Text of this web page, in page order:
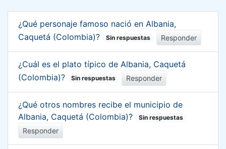
¿Qué personaje famoso nació en Albania,
Caquetá (Colombia)?
Sin respuestas Responder
¿Cuál es el plato típico de Albania, Caquetá
(Colombia)?
Sin respuestas Responder
¿Qué otros nombres recibe el municipio de
Albania, Caquetá (Colombia)?
Sin respuestas
Responder